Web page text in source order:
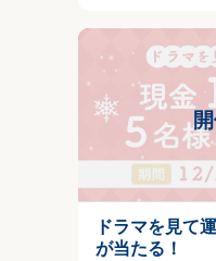
ドラマを見て
が当たる！